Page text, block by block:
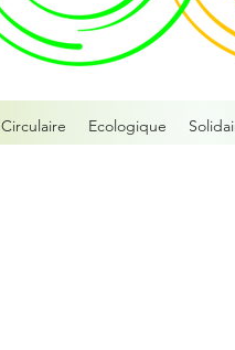
Circulaire Ecologique